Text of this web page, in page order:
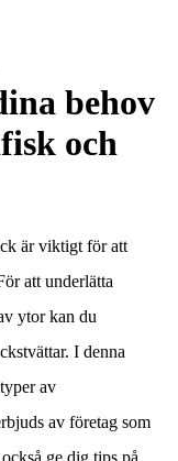
behov
och
är viktigt för att
att underlätta
ytor kan du
I denna
av
av företag som
ge dig tips på